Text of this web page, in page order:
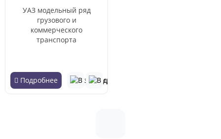
УАЗ модельный ряд
грузового и
коммерческого
транспорта
Подробнее